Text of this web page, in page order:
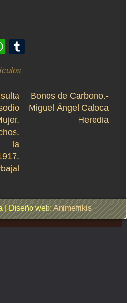
WhatsApp
la
Bonos de Carbono.-
Miguel Ángel Caloca
Heredia
|Diseño web:Animefrikis